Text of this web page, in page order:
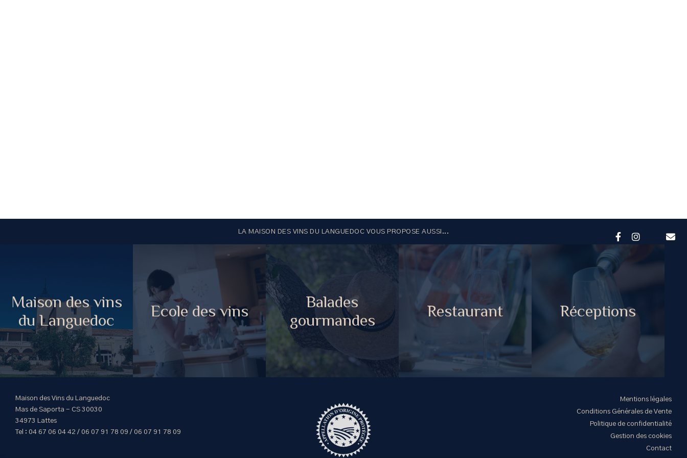
LA MAISON DES VINS DU LANGUEDOC VOUS PROPOSE AUSSI...
Maison des vins
du Languedoc
Ecole des vins
Balades
gourmandes
Restaurant Réceptions
Maison des Vins du Languedoc
Mas de Saporta - CS 30030
34973 Lattes
Tel : 04 67 06 04 42 / 06 07 91 78 09 / 06 07 91 78 09
Mentions légales
Conditions Générales de Vente
Politique de confidentialité
Gestion des cookies
Contact